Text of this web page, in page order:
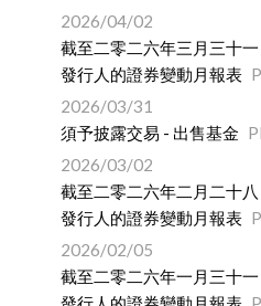
2026/04/02
截至二零二六年三月三十
發行人的證券變動月報表
2026/03/31
須予披露交易 - 出售基金
2026/03/02
截至二零二六年二月二十
發行人的證券變動月報表
2026/02/05
截至二零二六年一月三十